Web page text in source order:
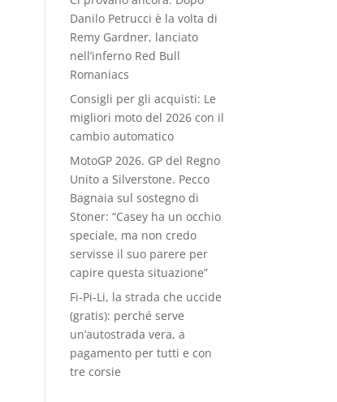
Danilo Petrucci è la volta di
Remy Gardner, lanciato
nell’inferno Red Bull
Romaniacs
Consigli per gli acquisti: Le
migliori moto del 2026 con il
cambio automatico
MotoGP 2026. GP del Regno
Unito a Silverstone. Pecco
Bagnaia sul sostegno di
Stoner: “Casey ha un occhio
speciale, ma non credo
servisse il suo parere per
capire questa situazione”
Fi-Pi-Li, la strada che uccide
(gratis): perché serve
un’autostrada vera, a
pagamento per tutti e con
tre corsie